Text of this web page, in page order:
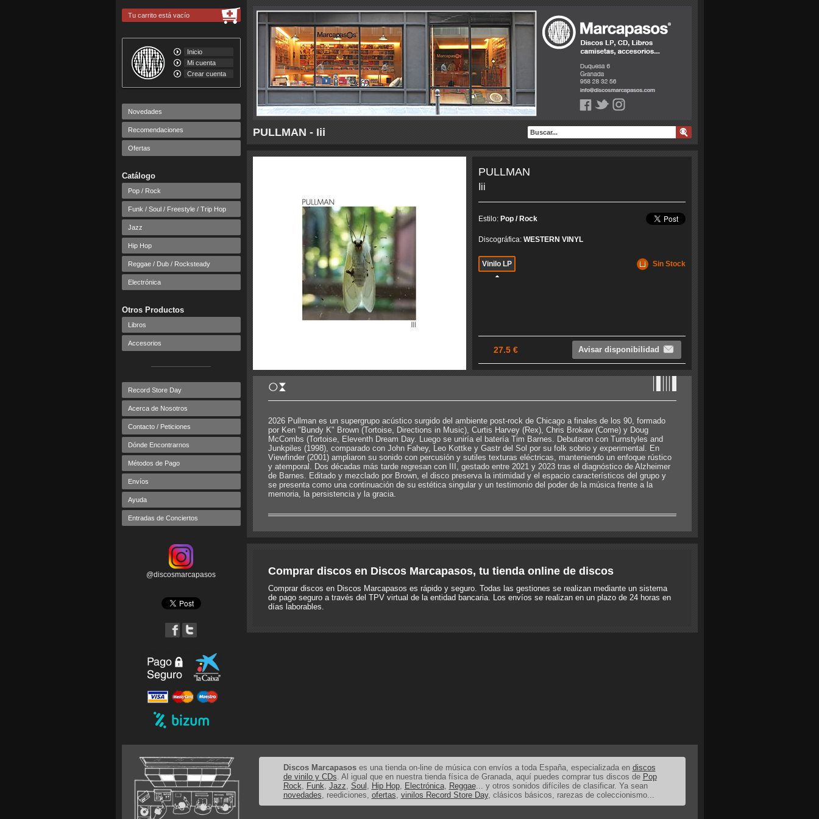
PULLMAN - Iii
Tu carrito está vacío
Inicio
Mi cuenta
Crear cuenta
Novedades
Recomendaciones
Ofertas
Catálogo
Pop / Rock
Funk / Soul / Freestyle / Trip Hop
Jazz
Hip Hop
Reggae / Dub / Rocksteady
Electrónica
Otros Productos
Libros
Accesorios
Record Store Day
Acerca de Nosotros
Contacto / Peticiones
Dónde Encontrarnos
Métodos de Pago
Envíos
Ayuda
Entradas de Conciertos
@discosmarcapasos
PULLMAN
Iii
Estilo: Pop / Rock
Discográfica: WESTERN VINYL
Vinilo LP Sin Stock
27.5 € Avisar disponibilidad
2026 Pullman es un supergrupo acústico surgido del ambiente post-rock de Chicago a finales de los 90, formado
por Ken "Bundy K" Brown (Tortoise, Directions in Music), Curtis Harvey (Rex), Chris Brokaw (Come) y Doug
McCombs (Tortoise, Eleventh Dream Day. Luego se uniría el batería Tim Barnes. Debutaron con Turnstyles and
Junkpiles (1998), comparado con John Fahey, Leo Kottke y Gastr del Sol por su folk sobrio y experimental. En
Viewfinder (2001) ampliaron su sonido con percusión y sutiles texturas eléctricas, manteniendo un enfoque rústico
y atemporal. Dos décadas más tarde regresan con III, gestado entre 2021 y 2023 tras el diagnóstico de Alzheimer
de Barnes. Editado y mezclado por Brown, el disco preserva la intimidad y el espacio característicos del grupo y
se presenta como una continuación de su estética singular y un testimonio del poder de la música frente a la
memoria, la persistencia y la gracia.
Comprar discos en Discos Marcapasos, tu tienda online de discos
Comprar discos en Discos Marcapasos es rápido y seguro. Todas las gestiones se realizan mediante un sistema
de pago seguro a través del TPV virtual de la entidad bancaria. Los envíos se realizan en un plazo de 24 horas en
días laborables.
Discos Marcapasoses una tienda on-line de música con envíos a toda España, especializada en discos
de vinilo y CDs. Al igual que en nuestra tienda física de Granada, aquí puedes comprar tus discos de Pop
Rock, Funk, Jazz, Soul , Hip Hop, Electrónica, Reggae... y otros sonidos difíciles de clasificar. Ya sean
novedades, reediciones, ofertas, vinilos Record Store Day, clásicos básicos, rarezas de coleccionismo...